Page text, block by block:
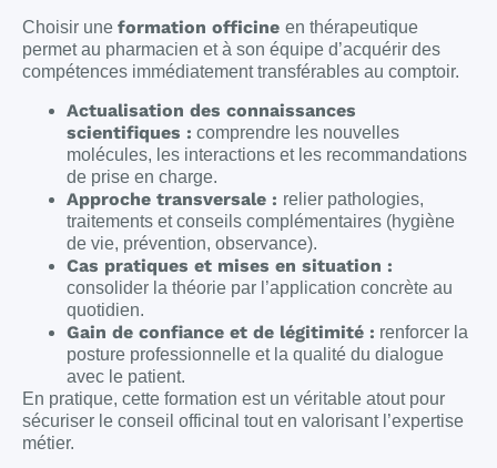
Choisir une formation officine en thérapeutique
permet au pharmacien et à son équipe d’acquérir des
compétences immédiatement transférables au comptoir.
Actualisation des connaissances
scientifiques : comprendre les nouvelles
molécules, les interactions et les recommandations
de prise en charge.
Approche transversale : relier pathologies,
traitements et conseils complémentaires (hygiène
de vie, prévention, observance).
Cas pratiques et mises en situation :
consolider la théorie par l’application concrète au
quotidien.
Gain de confiance et de légitimité : renforcer la
posture professionnelle et la qualité du dialogue
avec le patient.
En pratique, cette formation est un véritable atout pour
sécuriser le conseil officinal tout en valorisant l’expertise
métier.